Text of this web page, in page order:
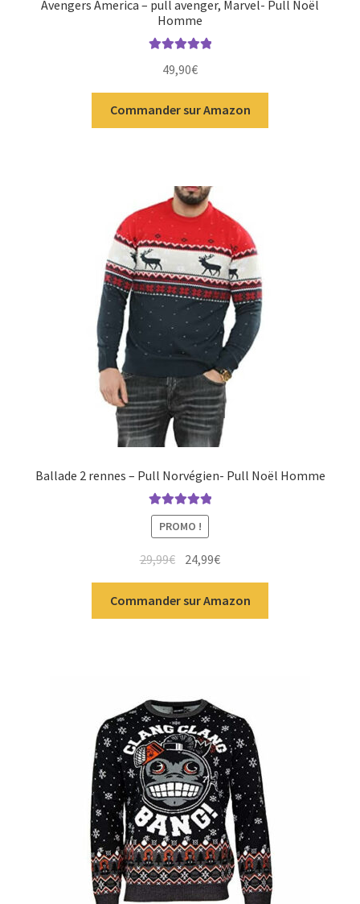
Avengers America – pull avenger, Marvel- Pull Noël
Homme
5
49,90€
Commander sur Amazon
Ballade 2 rennes – Pull Norvégien- Pull Noël Homme
Note5.00sur
5
PROMO !
29,99€ 24,99€
Commander sur Amazon